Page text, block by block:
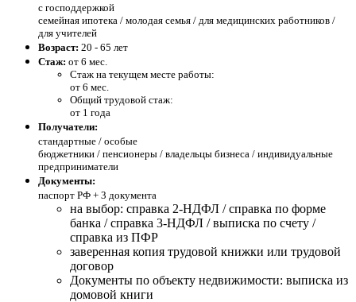
с господдержкой
семейная ипотека / молодая семья / для медицинских работников /
для учителей
Возраст: 20 - 65 лет
Стаж: от 6 мес.
Стаж на текущем месте работы:
от 6 мес.
Общий трудовой стаж:
от 1 года
Получатели:
стандартные / особые
бюджетники / пенсионеры / владельцы бизнеса / индивидуальные
предприниматели
Документы:
паспорт РФ + 3 документа
на выбор: справка 2-НДФЛ / справка по форме
банка / справка 3-НДФЛ / выписка по счету /
справка из ПФР
заверенная копия трудовой книжки или трудовой
договор
Документы по объекту недвижимости: выписка из
домовой книги